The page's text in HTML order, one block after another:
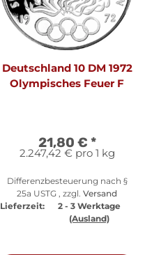
Deutschland 10 DM 1972
Olympisches Feuer F
21,80 € *
2.247,42 € pro 1 kg
Differenzbesteuerung nach §
25a USTG , zzgl. Versand
Lieferzeit:
2 - 3 Werktage
(Ausland)